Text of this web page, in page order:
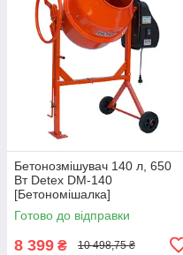
Бетонозмішувач 140 л, 650
Вт Detex DM-140
[Бетономішалка]
Готово до відправки
8 399 ₴ 10 498,75 ₴